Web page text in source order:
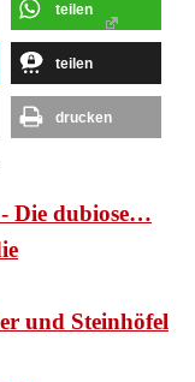
teilen
teilen
drucken
Die dubiose…
und Steinhöfel